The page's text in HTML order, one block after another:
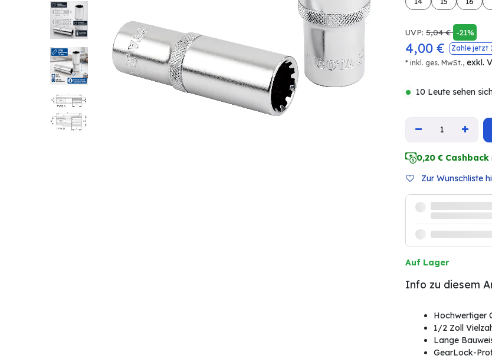
UVP: 5,04€ -21%
4,00 € Zahle jetzt
* inkl. ges. MwSt., exkl.
10 Leute sehen
0,20 € Cashback
Zur Wunschliste
Auf Lager
Info zu diesem
Hochwertiger
1/2 Zoll
Lange
GearLock-